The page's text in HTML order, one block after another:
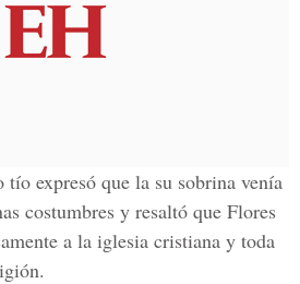
expresó que la su sobrina venía
costumbres y resaltó que Flores
a la iglesia cristiana y toda